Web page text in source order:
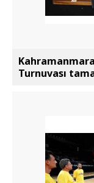
Turnuvası